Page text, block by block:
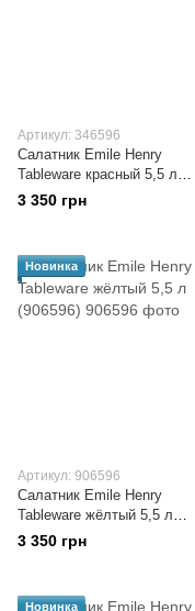
Артикул: 346596
Салатник Emile Henry
Tableware красный 5,5 л
(346596)
3 350 грн
Новинка
Артикул: 906596
Салатник Emile Henry
Tableware жёлтый 5,5 л
(906596)
3 350 грн
Новинка